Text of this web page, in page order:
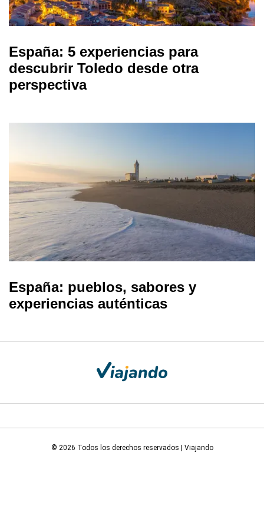
España: 5 experiencias para
descubrir Toledo desde otra
perspectiva
España: pueblos, sabores y
experiencias auténticas
© 2026 Todos los derechos reservados | Viajando